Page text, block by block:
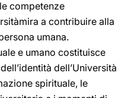
competenze
a contribuire alla
umana.
e umano costituisce
dell’Università
spirituale, le